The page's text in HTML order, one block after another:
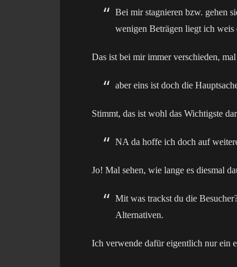
Bei mir stagnieren bzw. gehen
wenigen Beträgen liegt ich weis
Das ist bei mir immer verschieden,
aber eins ist doch die
Stimmt, das ist wohl das Wichtigste
NA da hoffe ich doch auf
Jo! Mal sehen, wie lange es diesmal
Mit was trackst du die
Alternativen.
Ich verwende dafür eigentlich nur ein